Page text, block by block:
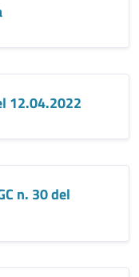
12.04.2022
n. 30 del